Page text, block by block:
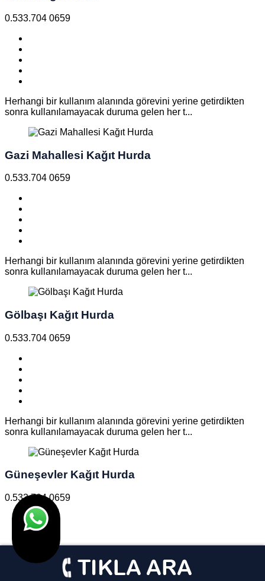
0.533.704 0659
Herhangi bir kullanım alanında görevini yerine getirdikten
sonra kullanılamayacak duruma gelen her t...
Gazi Mahallesi Kağıt Hurda
0.533.704 0659
Herhangi bir kullanım alanında görevini yerine getirdikten
sonra kullanılamayacak duruma gelen her t...
Gölbaşı Kağıt Hurda
0.533.704 0659
Herhangi bir kullanım alanında görevini yerine getirdikten
sonra kullanılamayacak duruma gelen her t...
Güneşevler Kağıt Hurda
0.533.704 0659